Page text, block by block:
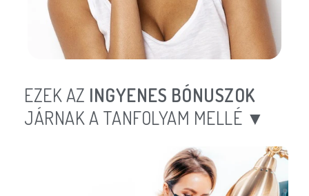
EZEK AZ INGYENES BÓNUSZOK
JÁRNAK A TANFOLYAM MELLÉ ▼